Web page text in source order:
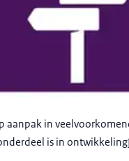
aanpak in
is in